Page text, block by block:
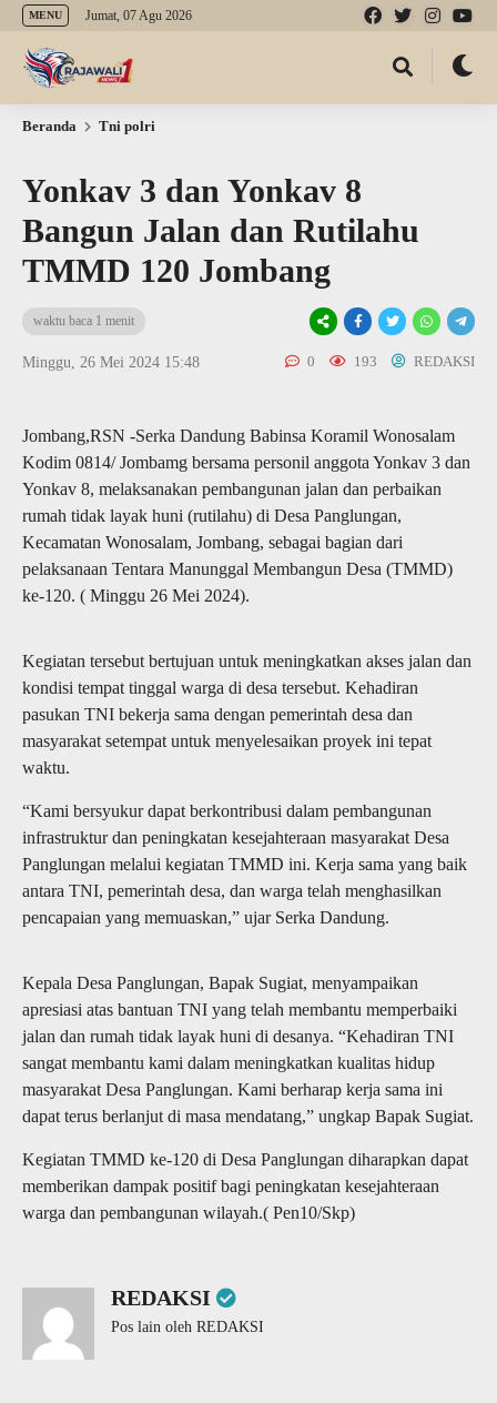
MENU Jumat, 07 Agu 2026
Beranda Tni polri
Yonkav 3 dan Yonkav 8
Bangun Jalan dan Rutilahu
TMMD 120 Jombang
waktu baca 1 menit
Minggu, 26 Mei 2024 15:48 0 193 REDAKSI
Jombang,RSN -Serka Dandung Babinsa Koramil Wonosalam
Kodim 0814/ Jombamg bersama personil anggota Yonkav 3 dan
Yonkav 8, melaksanakan pembangunan jalan dan perbaikan
rumah tidak layak huni (rutilahu) di Desa Panglungan,
Kecamatan Wonosalam, Jombang, sebagai bagian dari
pelaksanaan Tentara Manunggal Membangun Desa (TMMD)
ke-120. ( Minggu 26 Mei 2024).
Kegiatan tersebut bertujuan untuk meningkatkan akses jalan dan
kondisi tempat tinggal warga di desa tersebut. Kehadiran
pasukan TNI bekerja sama dengan pemerintah desa dan
masyarakat setempat untuk menyelesaikan proyek ini tepat
waktu.
“Kami bersyukur dapat berkontribusi dalam pembangunan
infrastruktur dan peningkatan kesejahteraan masyarakat Desa
Panglungan melalui kegiatan TMMD ini. Kerja sama yang baik
antara TNI, pemerintah desa, dan warga telah menghasilkan
pencapaian yang memuaskan,” ujar Serka Dandung.
Kepala Desa Panglungan, Bapak Sugiat, menyampaikan
apresiasi atas bantuan TNI yang telah membantu memperbaiki
jalan dan rumah tidak layak huni di desanya. “Kehadiran TNI
sangat membantu kami dalam meningkatkan kualitas hidup
masyarakat Desa Panglungan. Kami berharap kerja sama ini
dapat terus berlanjut di masa mendatang,” ungkap Bapak Sugiat.
Kegiatan TMMD ke-120 di Desa Panglungan diharapkan dapat
memberikan dampak positif bagi peningkatan kesejahteraan
warga dan pembangunan wilayah.( Pen10/Skp)
REDAKSI
Pos lain oleh REDAKSI